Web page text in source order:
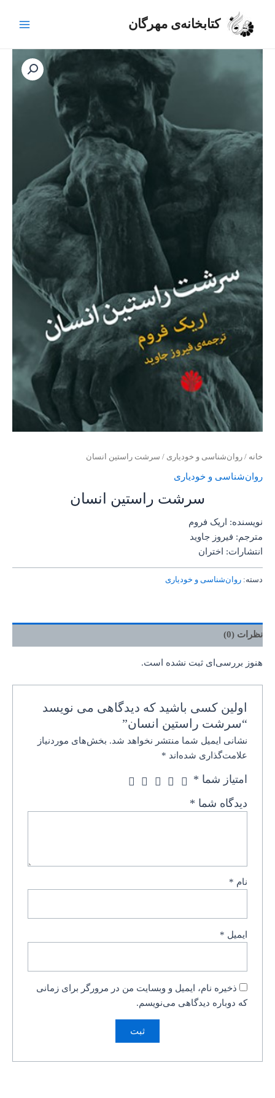
کتابخانه‌ی مهرگان
خانه / روان‌‌شناسی و خودیاری / سرشت راستین انسان
روان‌‌شناسی و خودیاری
سرشت راستین انسان
نویسنده: اریک فروم
مترجم: فیروز جاوید
انتشارات: اختران
دسته: روان‌‌شناسی و خودیاری
نظرات (0)
هنوز بررسی‌ای ثبت نشده است.
اولین کسی باشید که دیدگاهی می نویسد
“سرشت راستین انسان”
نشانی ایمیل شما منتشر نخواهد شد. بخش‌های موردنیاز
علامت‌گذاری شده‌اند *
امتیاز شما *
دیدگاه شما *
نام *
ایمیل *
ذخیره نام، ایمیل و وبسایت من در مرورگر برای زمانی
که دوباره دیدگاهی می‌نویسم.